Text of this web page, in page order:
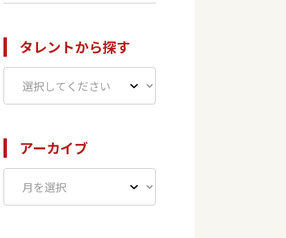
タレントから探す
アーカイブ